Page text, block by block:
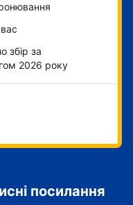
збір за
2026 року
посилання